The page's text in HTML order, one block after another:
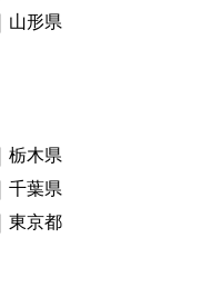
山形県
栃木県
千葉県
東京都